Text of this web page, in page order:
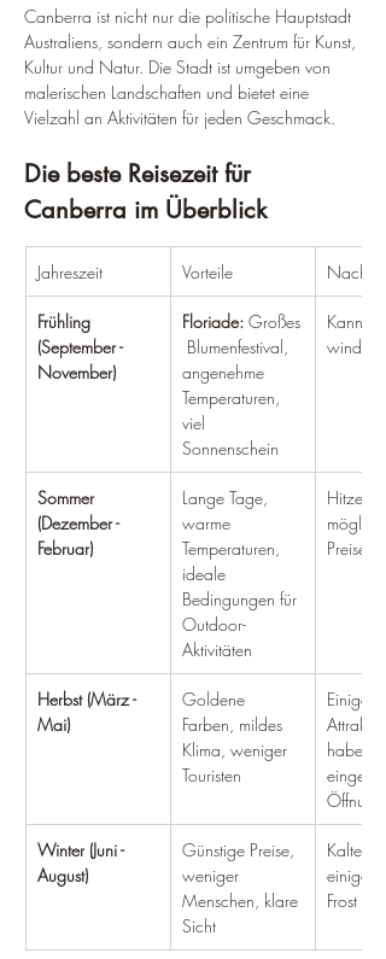
Canberra ist nicht nur die politische Hauptstadt
Australiens, sondern auch ein Zentrum für Kunst,
Kultur und Natur. Die Stadt ist umgeben von
malerischen Landschaften und bietet eine
Vielzahl an Aktivitäten für jeden Geschmack.
Die beste Reisezeit für
Canberra im Überblick
Jahreszeit Vorteile Nachteile
Frühling
(September -
November)
Floriade: Großes
Blumenfestival,
angenehme
Temperaturen,
viel
Sonnenschein
Kann
windig
Sommer
(Dezember -
Februar)
Lange Tage,
warme
Temperaturen,
ideale
Bedingungen für
Outdoor-
Aktivitäten
Preise
Herbst (März -
Mai)
Goldene
Farben, mildes
Klima, weniger
Touristen
Einige
haben
Winter (Juni -
August)
Günstige Preise,
weniger
Menschen, klare
Sicht
Kalte
einige
Frost